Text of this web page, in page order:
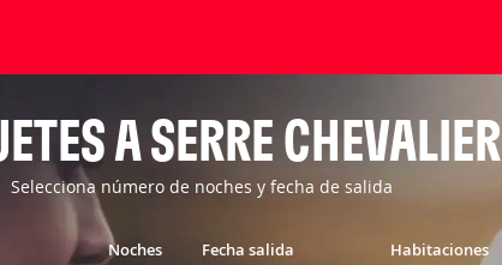
A SERRE CHEVALIER
Selecciona número de noches y fecha de salida
Noches Fecha salida Habitaciones